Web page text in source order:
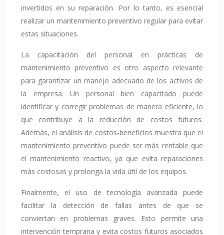
invertidos en su reparación. Por lo tanto, es esencial
realizar un mantenimiento preventivo regular para evitar
estas situaciones.
La capacitación del personal en prácticas de
mantenimiento preventivo es otro aspecto relevante
para garantizar un manejo adecuado de los activos de
la empresa. Un personal bien capacitado puede
identificar y corregir problemas de manera eficiente, lo
que contribuye a la reducción de costos futuros.
Además, el análisis de costos-beneficios muestra que el
mantenimiento preventivo puede ser más rentable que
el mantenimiento reactivo, ya que evita reparaciones
más costosas y prolonga la vida útil de los equipos.
Finalmente, el uso de tecnología avanzada puede
facilitar la detección de fallas antes de que se
conviertan en problemas graves. Esto permite una
intervención temprana y evita costos futuros asociados